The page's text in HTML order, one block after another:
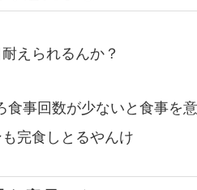
えられるんか？
食事回数が少ないと食事を
完食しとるやんけ